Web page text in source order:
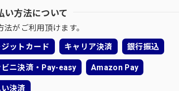
い方法について
法がご利用頂けます。
ットカード
キャリア決済 銀行振込
ビニ決済・Pay-easy Amazon Pay
決済